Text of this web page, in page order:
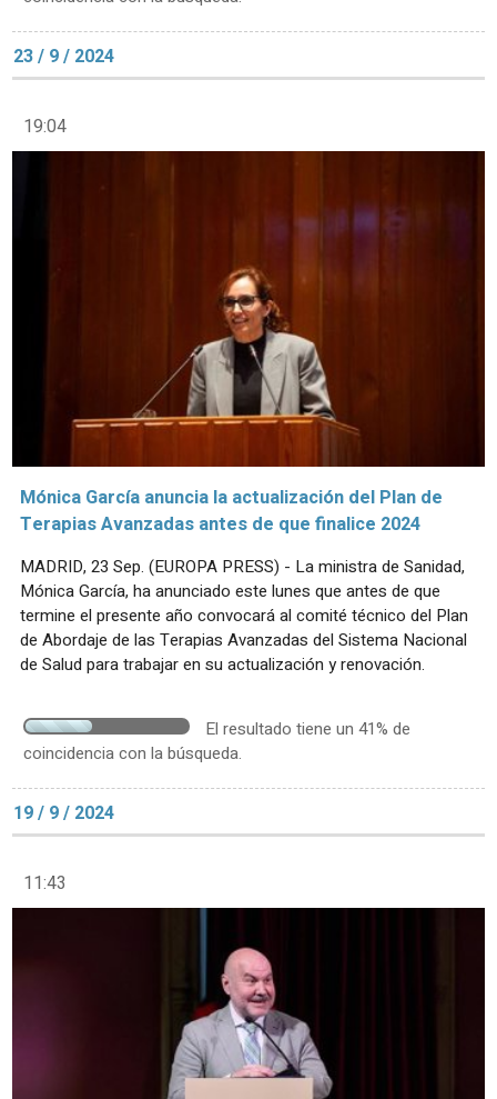
23 / 9 / 2024
19:04
Mónica García anuncia la actualización del Plan de
Terapias Avanzadas antes de que finalice 2024
MADRID, 23 Sep. (EUROPA PRESS) - La ministra de Sanidad,
Mónica García, ha anunciado este lunes que antes de que
termine el presente año convocará al comité técnico del Plan
de Abordaje de las Terapias Avanzadas del Sistema Nacional
de Salud para trabajar en su actualización y renovación.
El resultado tiene un 41% de
coincidencia con la búsqueda.
19 / 9 / 2024
11:43